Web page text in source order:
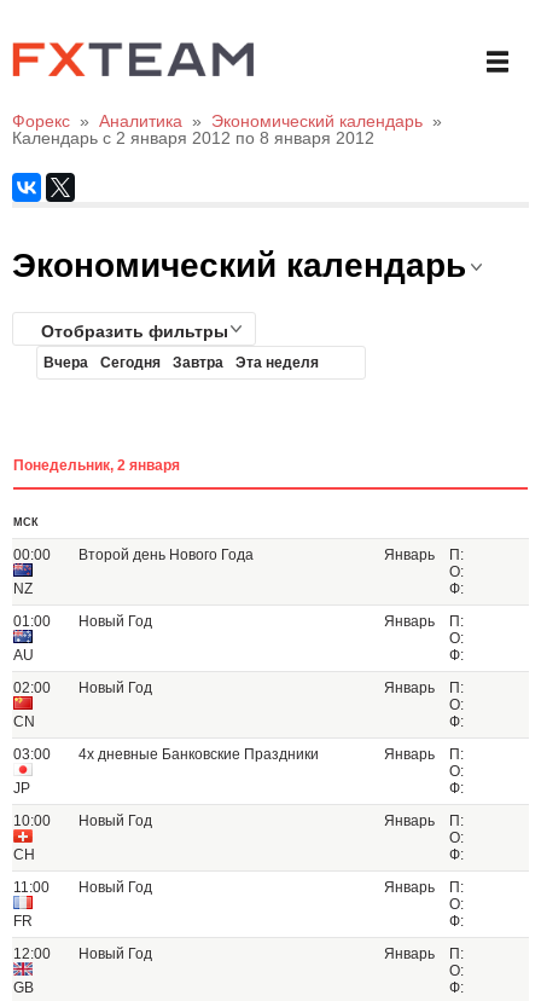
Форекс » Аналитика » Экономический календарь »
Календарь с 2 января 2012 по 8 января 2012
Экономический календарь
Отобразить фильтры
Вчера Сегодня Завтра Эта неделя
Понедельник, 2 января
МСК
00:00
NZ
Второй день Нового Года Январь
П:
О:
Ф:
01:00
AU
Новый Год Январь
П:
О:
Ф:
02:00
CN
Новый Год Январь
П:
О:
Ф:
03:00
JP
4х дневные Банковские Праздники Январь
П:
О:
Ф:
10:00
CH
Новый Год Январь
П:
О:
Ф:
11:00
FR
Новый Год Январь
П:
О:
Ф:
12:00
GB
Новый Год Январь
П:
О:
Ф: